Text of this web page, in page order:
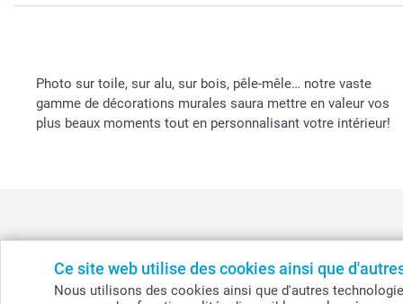
Ce site web utilise des cookies ainsi que
Nous utilisons des cookies ainsi que d'autres
Photo sur toile, sur alu, sur bois, pêle-mêle… notre vaste
gamme de décorations murales saura mettre en valeur vos
plus beaux moments tout en personnalisant votre intérieur!
België - Belgique - Danmark - Deutschland - France -